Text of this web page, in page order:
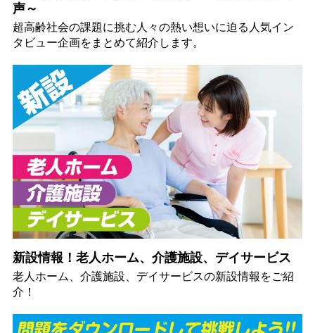
声～
超高齢社会の課題に挑む人々の熱い想いに迫る人気イン
タビュー企画をまとめて紹介します。
新設情報！老人ホーム、介護施設、デイサービス
老人ホーム、介護施設、デイサービスの新設情報をご紹
介！